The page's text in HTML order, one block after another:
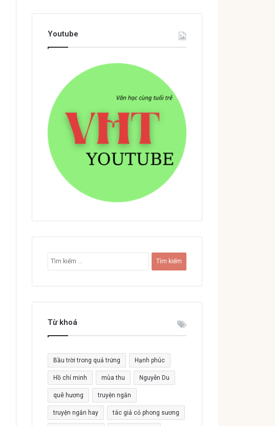
Youtube
ì
i
c
o
:
Từ khoá
Bầu trời trong quả trứng Hạnh phúc
Hồ chí minh mùa thu Nguyễn Du
quê hương truyện ngắn
truyện ngắn hay tác giả cỏ phong sương